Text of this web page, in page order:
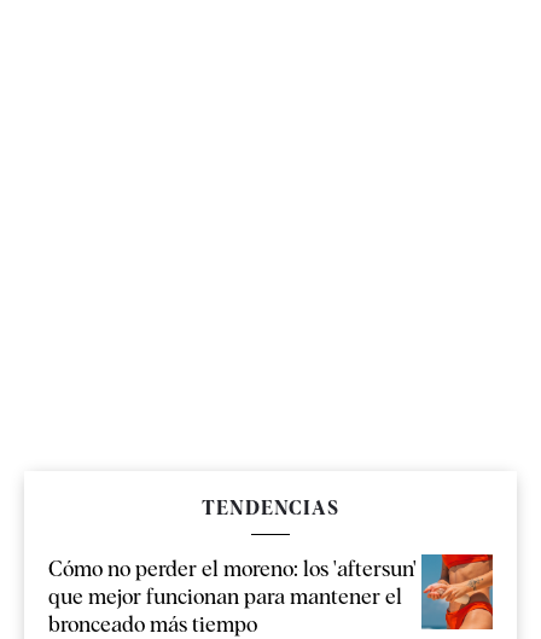
TENDENCIAS
Cómo no perder el moreno: los 'aftersun'
que mejor funcionan para mantener el
bronceado más tiempo